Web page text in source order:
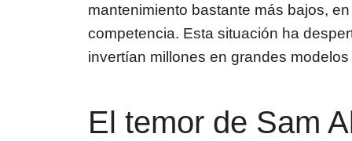
mantenimiento bastante más bajos,
competencia. Esta situación ha
invertían millones en grandes
El temor de Sam